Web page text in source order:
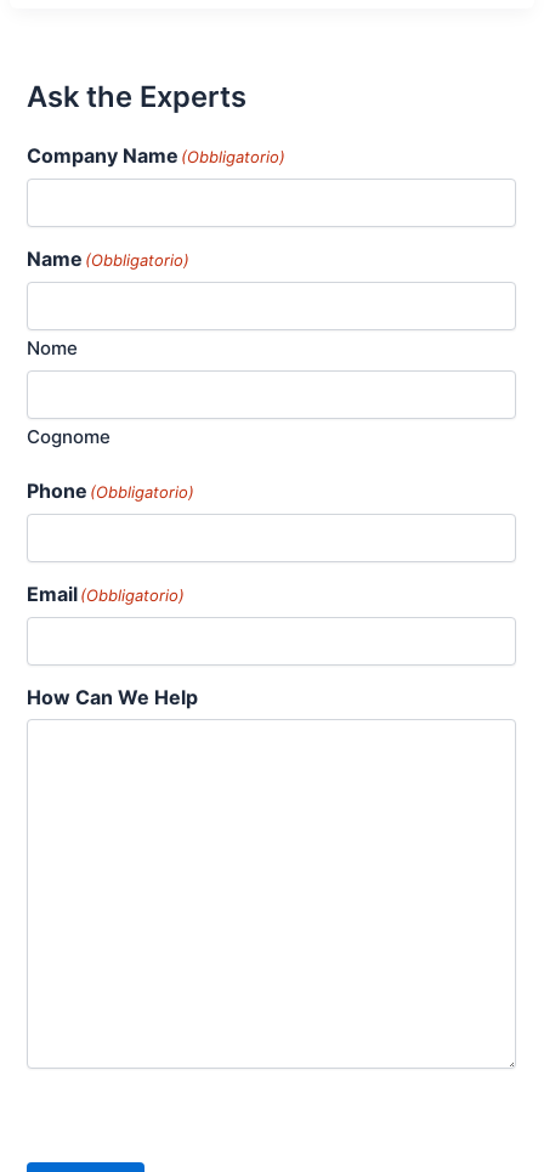
Ask the Experts
Company Name (Obbligatorio)
Name (Obbligatorio)
Nome
Cognome
Phone (Obbligatorio)
Email(Obbligatorio)
How Can We Help